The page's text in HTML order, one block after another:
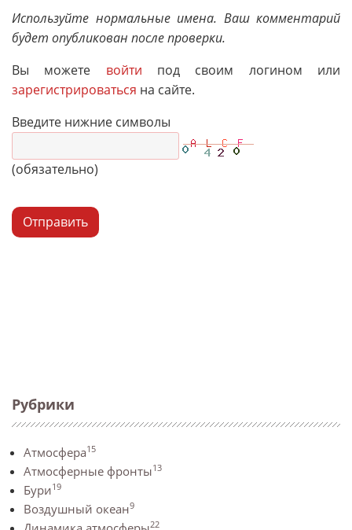
Рубрики
Атмосфера15
Атмосферные фронты13
Бури19
Воздушный океан9
22
Используйте нормальные имена. Ваш комментарий
будет опубликован после проверки.
Вы можете войти под своим логином или
зарегистрироваться на сайте.
Введите нижние символы
(обязательно)
Отправить